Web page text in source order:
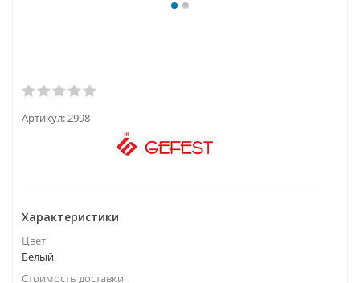
Артикул:2998
Характеристики
Цвет
Белый
Стоимость доставки